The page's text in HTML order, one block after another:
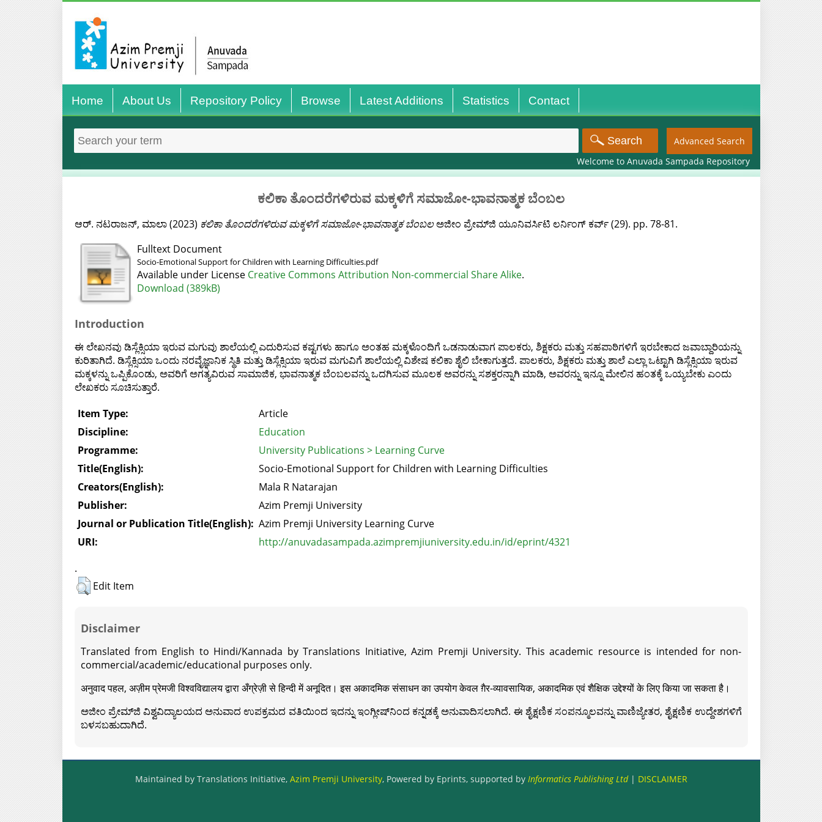
Home About Us Repository Policy Browse Latest Additions Statistics Contact
Advanced Search
Welcome to Anuvada Sampada Repository
ಕಲಿಕಾ ತೊಂದರೆಗಳಿರುವ ಮಕ್ಕಳಿಗೆ ಸಮಾಜೋ-ಭಾವನಾತ್ಮಕ ಬೆಂಬಲ
ಆರ್. ನಟರಾಜನ್, ಮಾಲಾ(2023) ಕಲಿಕಾ ತೊಂದರೆಗಳಿರುವ ಮಕ್ಕಳಿಗೆ ಸಮಾಜೋ-ಭಾವನಾತ್ಮಕ ಬೆಂಬಲಅಜೀಂ ಪ್ರೇಮ್‌ಜಿ ಯೂನಿವರ್ಸಿಟಿ ಲರ್ನಿಂಗ್ ಕರ್ವ್ (29). pp. 78-81.
Fulltext Document
Socio-Emotional Support for Children with Learning Difficulties.pdf
Available under License Creative Commons Attribution Non-commercial Share Alike.
Download (389kB)
Introduction
ಈ ಲೇಖನವು ಡಿಸ್ಲೆಕ್ಸಿಯಾ ಇರುವ ಮಗುವು ಶಾಲೆಯಲ್ಲಿ ಎದುರಿಸುವ ಕಷ್ಟಗಳು ಹಾಗೂ ಅಂತಹ ಮಕ್ಕಳೊಂದಿಗೆ ಒಡನಾಡುವಾಗ ಪಾಲಕರು, ಶಿಕ್ಷಕರು ಮತ್ತು ಸಹಪಾಠಿಗಳಿಗೆ ಇರಬೇಕಾದ ಜವಾಬ್ದಾರಿಯನ್ನು
ಕುರಿತಾಗಿದೆ. ಡಿಸ್ಲೆಕ್ಸಿಯಾ ಒಂದು ನರವೈಜ್ಞಾನಿಕ ಸ್ಥಿತಿ ಮತ್ತು ಡಿಸ್ಲೆಕ್ಸಿಯಾ ಇರುವ ಮಗುವಿಗೆ ಶಾಲೆಯಲ್ಲಿ ವಿಶೇಷ ಕಲಿಕಾ ಶೈಲಿ ಬೇಕಾಗುತ್ತದೆ. ಪಾಲಕರು, ಶಿಕ್ಷಕರು ಮತ್ತು ಶಾಲೆ ಎಲ್ಲಾ ಒಟ್ಟಾಗಿ ಡಿಸ್ಲೆಕ್ಸಿಯಾ ಇರುವ
ಮಕ್ಕಳನ್ನು ಒಪ್ಪಿಕೊಂಡು, ಅವರಿಗೆ ಅಗತ್ಯವಿರುವ ಸಾಮಾಜಿಕ, ಭಾವನಾತ್ಮಕ ಬೆಂಬಲವನ್ನು ಒದಗಿಸುವ ಮೂಲಕ ಅವರನ್ನು ಸಶಕ್ತರನ್ನಾಗಿ ಮಾಡಿ, ಅವರನ್ನು ಇನ್ನೂ ಮೇಲಿನ ಹಂತಕ್ಕೆ ಒಯ್ಯಬೇಕು ಎಂದು
ಲೇಖಕರು ಸೂಚಿಸುತ್ತಾರೆ.
Item Type:
Article
Discipline:
Education
Programme:
University Publications > Learning Curve
Title(English):
Socio-Emotional Support for Children with Learning Difficulties
Creators(English):
Mala R Natarajan
Publisher:
Azim Premji University
Journal or Publication Title(English): Azim Premji University Learning Curve
URI:
http://anuvadasampada.azimpremjiuniversity.edu.in/id/eprint/4321
.
Edit Item
Disclaimer
Translated from English to Hindi/Kannada by Translations Initiative, Azim Premji University. This academic resource is intended for non-
commercial/academic/educational purposes only.
अनुवाद पहल, अज़ीम प्रेमजी विश्वविद्यालय द्वारा अँग्रेज़ी से हिन्दी में अनूदित। इस अकादमिक संसाधन का उपयोग केवल ग़ैर-व्यावसायिक, अकादमिक एवं शैक्षिक उद्देश्यों के लिए किया जा सकता है।
ಅಜೀಂ ಪ್ರೇಮ್‍ಜಿ ವಿಶ್ವವಿದ್ಯಾಲಯದ ಅನುವಾದ ಉಪಕ್ರಮದ ವತಿಯಿಂದ ಇದನ್ನು ಇಂಗ್ಲೀಷ್‍ನಿಂದ ಕನ್ನಡಕ್ಕೆ ಅನುವಾದಿಸಲಾಗಿದೆ. ಈ ಶೈಕ್ಷಣಿಕ ಸಂಪನ್ಮೂಲವನ್ನು ವಾಣಿಜ್ಯೇತರ, ಶೈಕ್ಷಣಿಕ ಉದ್ದೇಶಗಳಿಗೆ
ಬಳಸಬಹುದಾಗಿದೆ.
Maintained by Translations Initiative, Azim Premji University, Powered by Eprints, supported by Informatics Publishing Ltd| DISCLAIMER